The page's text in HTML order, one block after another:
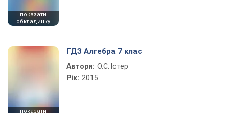
показати
обкладинку
показати
ГДЗ Алгебра 7 клас
Автори: О.С. Істер
Рік: 2015